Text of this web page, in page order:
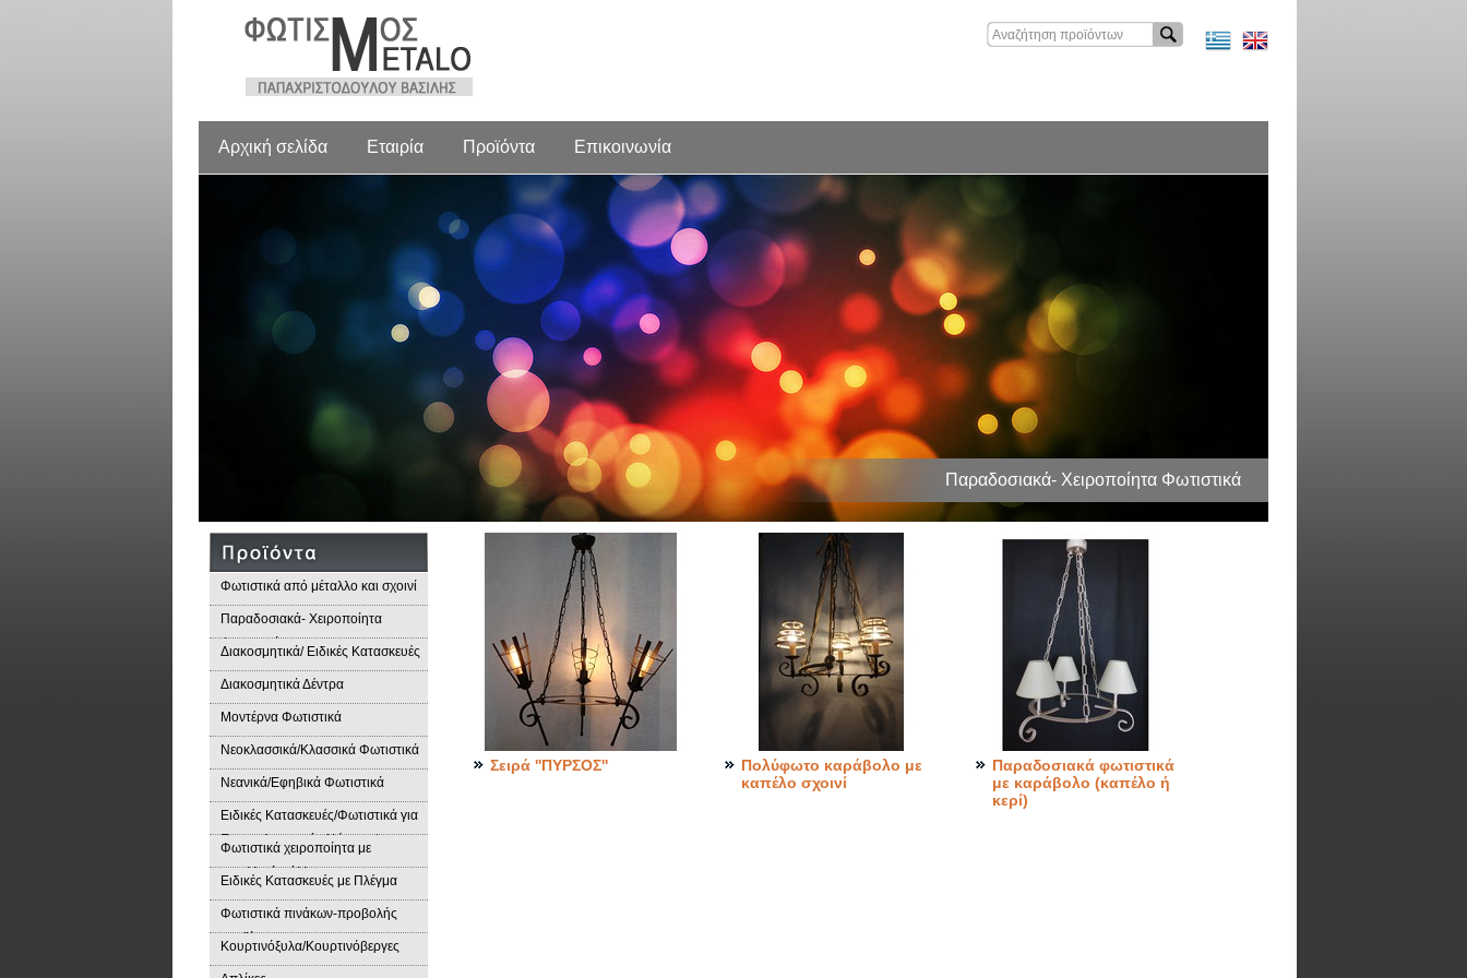
Αρχική σελίδα Εταιρία Προϊόντα Επικοινωνία
Παραδοσιακά- Χειροποίητα Φωτιστικά
Φωτιστικά από μέταλλο και σχοινί
Παραδοσιακά- Χειροποίητα
Φωτιστικά
Διακοσμητικά/ Ειδικές Κατασκευές
Διακοσμητικά Δέντρα
Μοντέρνα Φωτιστικά
Νεοκλασσικά/Κλασσικά Φωτιστικά
Νεανικά/Εφηβικά Φωτιστικά
Ειδικές Κατασκευές/Φωτιστικά για
Επαγγελματικούς Χώρους/
Παραδοσιακά Φωτιστικά
Φωτιστικά χειροποίητα με
μεταλλικά φύλλα
Ειδικές Κατασκευές με Πλέγμα
Φωτιστικά πινάκων-προβολής
προϊόντων
Κουρτινόξυλα/Κουρτινόβεργες
Σειρά ''ΠΥΡΣΟΣ''
Πολύφωτο καράβολο με
καπέλο σχοινί
Παραδοσιακά φωτιστικά
με καράβολο (καπέλο ή
κερί)